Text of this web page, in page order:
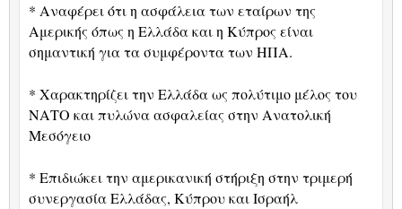
* Αναφέρει ότι η ασφάλεια των εταίρων της
Αμερικής όπως η Ελλάδα και η Κύπρος είναι
σημαντική για τα συμφέροντα των ΗΠΑ.
* Χαρακτηρίζει την Ελλάδα ως πολύτιμο μέλος του
ΝΑΤΟ και πυλώνα ασφαλείας στην Ανατολική
Μεσόγειο
* Επιδιώκει την αμερικανική στήριξη στην τριμερή
συνεργασία Ελλάδας, Κύπρου και Ισραήλ